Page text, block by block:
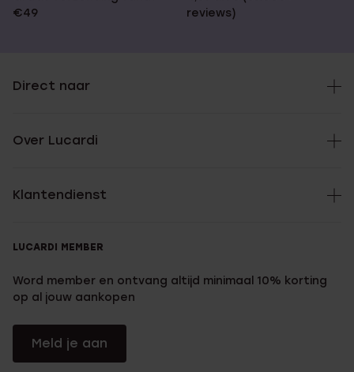
€49
reviews)
Direct naar
Over Lucardi
Klantendienst
LUCARDI MEMBER
Word member en ontvang altijd minimaal 10% korting
op al jouw aankopen
Meld je aan